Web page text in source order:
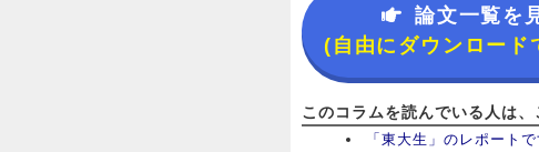
論文一覧を
(自由にダウンロード
このコラムを読んでいる人は、
「東大生」のレポート